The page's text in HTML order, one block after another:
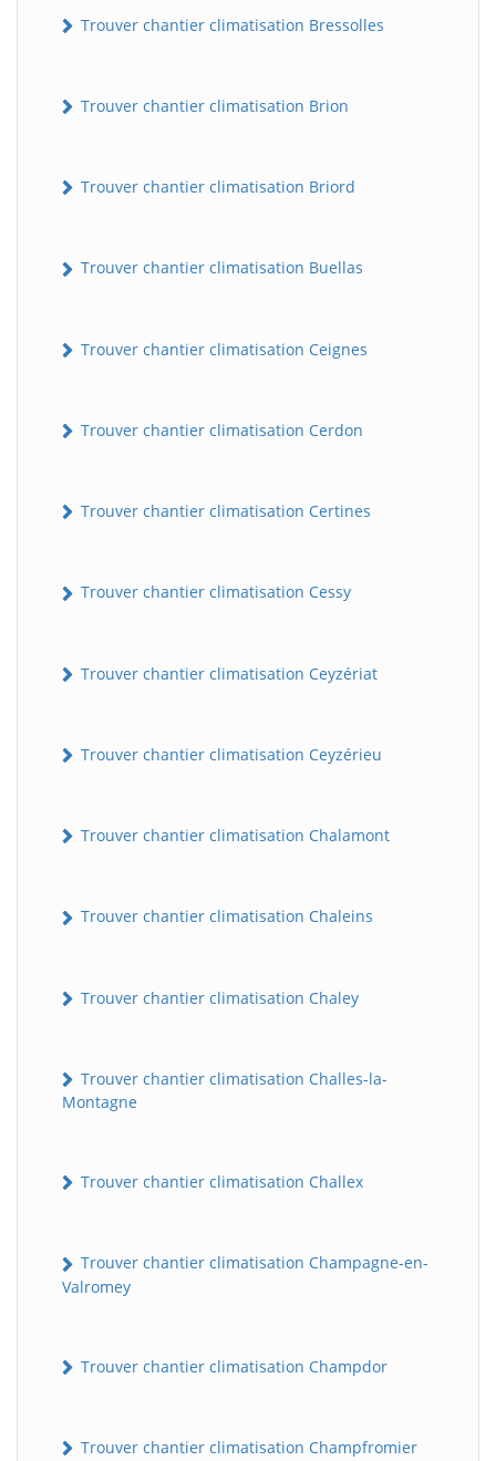
Trouver chantier climatisation Bressolles
Trouver chantier climatisation Brion
Trouver chantier climatisation Briord
Trouver chantier climatisation Buellas
Trouver chantier climatisation Ceignes
Trouver chantier climatisation Cerdon
Trouver chantier climatisation Certines
Trouver chantier climatisation Cessy
Trouver chantier climatisation Ceyzériat
Trouver chantier climatisation Ceyzérieu
Trouver chantier climatisation Chalamont
Trouver chantier climatisation Chaleins
Trouver chantier climatisation Chaley
Trouver chantier climatisation Challes-la-
Montagne
Trouver chantier climatisation Challex
Trouver chantier climatisation Champagne-en-
Valromey
Trouver chantier climatisation Champdor
Trouver chantier climatisation Champfromier